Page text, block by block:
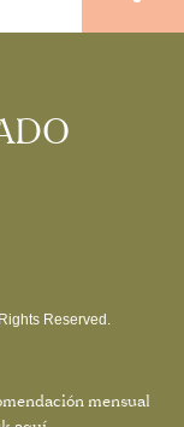
Reserved.
mensual